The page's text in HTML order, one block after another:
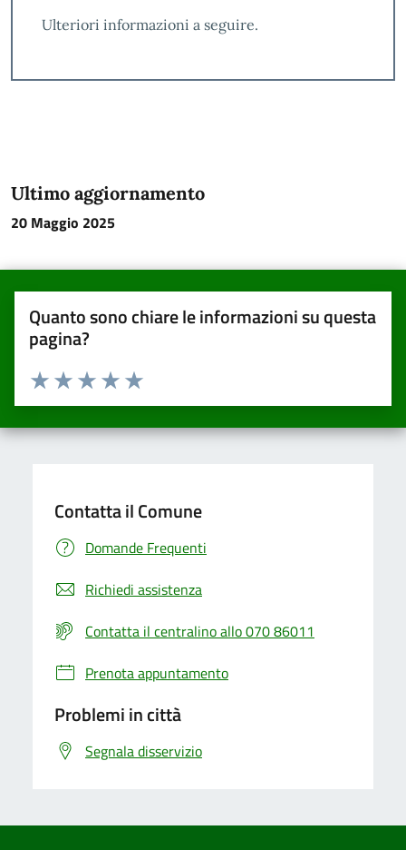
Ulteriori informazioni a seguire.
Ultimo aggiornamento
20 Maggio 2025
Quanto sono chiare le informazioni su questa
pagina?
Valuta da 1 a 5 stelle la pagina
Valuta 5 stelle su 5
Valuta 4 stelle su 5
Valuta 3 stelle su 5
Valuta 2 stelle su 5
Valuta una stella su 5
Contatta il Comune
Domande Frequenti
Richiedi assistenza
Contatta il centralino allo 070 86011
Prenota appuntamento
Problemi in città
Segnala disservizio